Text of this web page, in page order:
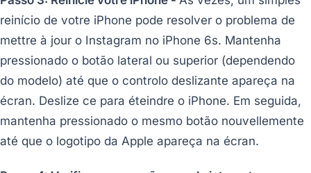
reinício de votre iPhone pode resolver o problema de
mettre à jour o Instagram no iPhone 6s. Mantenha
pressionado o botão lateral ou superior (dependendo
do modelo) até que o controlo deslizante apareça na
écran. Deslize ce para éteindre o iPhone. Em seguida,
mantenha pressionado o mesmo botão nouvellemente
até que o logotipo da Apple apareça na écran.